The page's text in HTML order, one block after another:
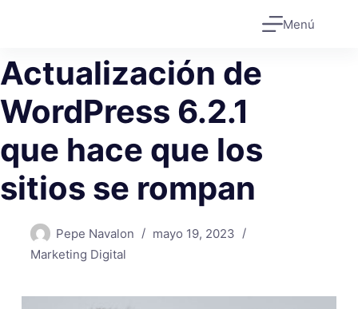
Menú
Actualización de
WordPress 6.2.1
que hace que los
sitios se rompan
Pepe Navalon
mayo 19, 2023
Marketing Digital